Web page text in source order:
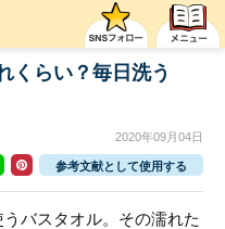
くらい？毎日洗う
2020年09月04日
参考文献として使用する
バスタオル。その濡れた